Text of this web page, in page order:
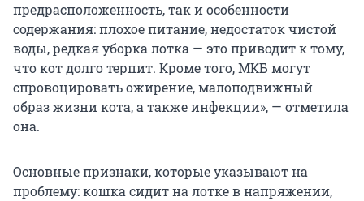
предрасположенность, так и особенности
содержания: плохое питание, недостаток чистой
воды, редкая уборка лотка — это приводит к тому,
что кот долго терпит. Кроме того, МКБ могут
спровоцировать ожирение, малоподвижный
образ жизни кота, а также инфекции», — отметила
она.
Основные признаки, которые указывают на
проблему: кошка сидит на лотке в напряжении,